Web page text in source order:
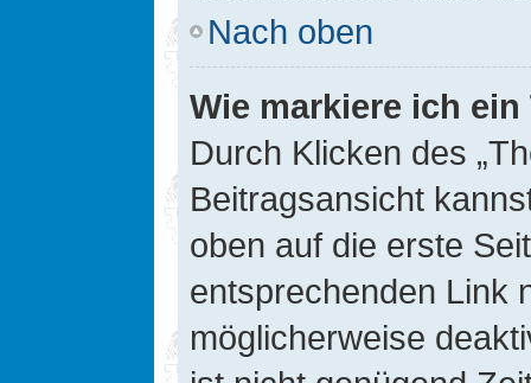
Nach oben
Wie markiere ich
Durch Klicken des
Beitragsansicht
oben auf die erste
entsprechenden Link
möglicherweise